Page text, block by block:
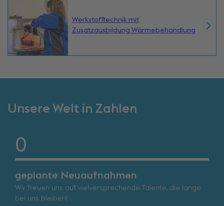
Werkstofftechnik mit
Zusatzausbildung Wärmebehandlung
Unsere Welt in Zahlen
0
geplante Neuaufnahmen
Wir freuen uns auf vielversprechende Talente, die lange
bei uns bleiben!